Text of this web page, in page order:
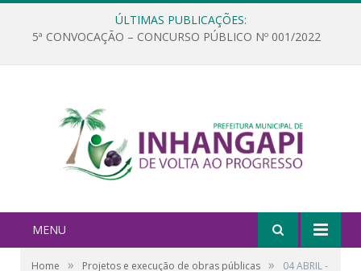
ÚLTIMAS PUBLICAÇÕES:
5ª CONVOCAÇÃO – CONCURSO PÚBLICO Nº 001/2022
MENU
Home » Projetos e execução de obras públicas »
04 ABRIL -